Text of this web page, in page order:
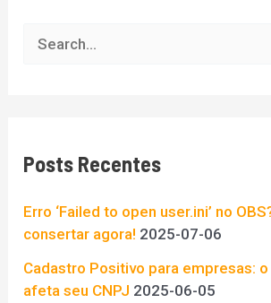
u
s
a
r
Posts Recentes
Erro ‘Failed to open user.ini’ no
consertar agora! 2025-07-06
Cadastro Positivo para empresas:
afeta seu CNPJ 2025-06-05